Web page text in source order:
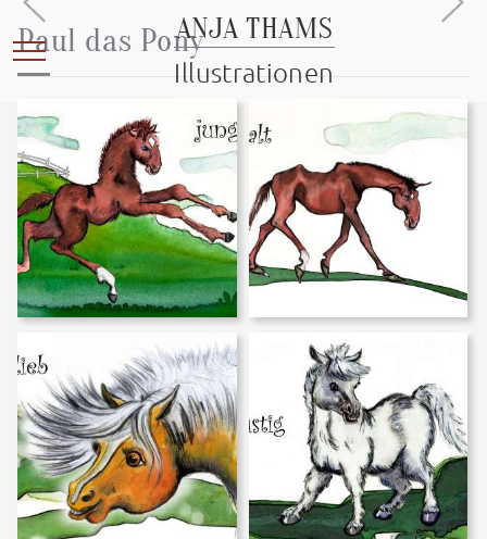
Mobile Menu Toggle
ANJA THAMS
Illustrationen
Paul das Pony